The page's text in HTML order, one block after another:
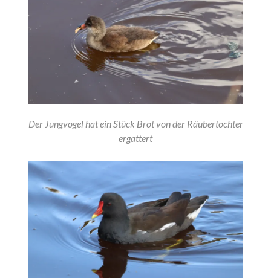
Der Jungvogel hat ein Stück Brot von der Räubertochter
ergattert